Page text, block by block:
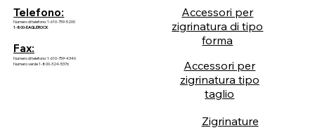
Telefono:
Numero di telefono: 1-610-759-5200
1-800-EAGLEROCK
Fax:
Numero di telefono: 1-610-759-4340
Numero verde 1-800-324-5376
Accessori per
zigrinatura di tipo
forma
Accessori per
zigrinatura tipo
taglio
Zigrinature